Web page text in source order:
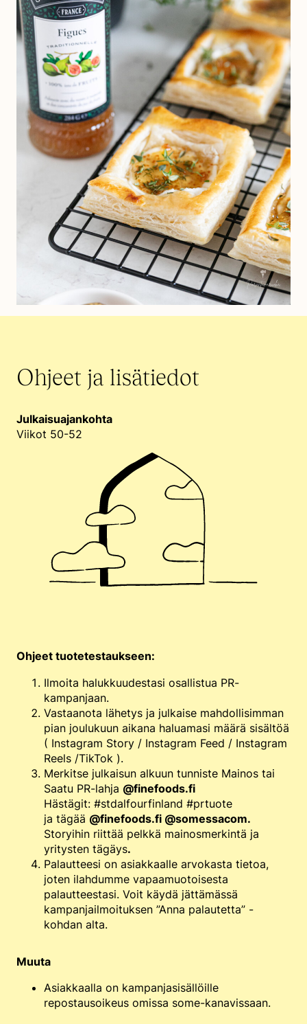
Ohjeet ja lisätiedot
Julkaisuajankohta
Viikot 50-52
Ohjeet tuotetestaukseen:
Ilmoita halukkuudestasi osallistua PR-
kampanjaan.
Vastaanota lähetys ja julkaise mahdollisimman
pian joulukuun aikana haluamasi määrä sisältöä
( Instagram Story / Instagram Feed / Instagram
Reels /TikTok ).
Merkitse julkaisun alkuun tunniste Mainos tai
Saatu PR-lahja @finefoods.fi
Hästägit: #stdalfourfinland #prtuote
ja tägää @finefoods.fi @somessacom.
Storyihin riittää pelkkä mainosmerkintä ja
yritysten tägäys.
Palautteesi on asiakkaalle arvokasta tietoa,
joten ilahdumme vapaamuotoisesta
palautteestasi. Voit käydä jättämässä
kampanjailmoituksen ”Anna palautetta” -
kohdan alta.
Muuta
Asiakkaalla on kampanjasisällöille
repostausoikeus omissa some-kanavissaan.